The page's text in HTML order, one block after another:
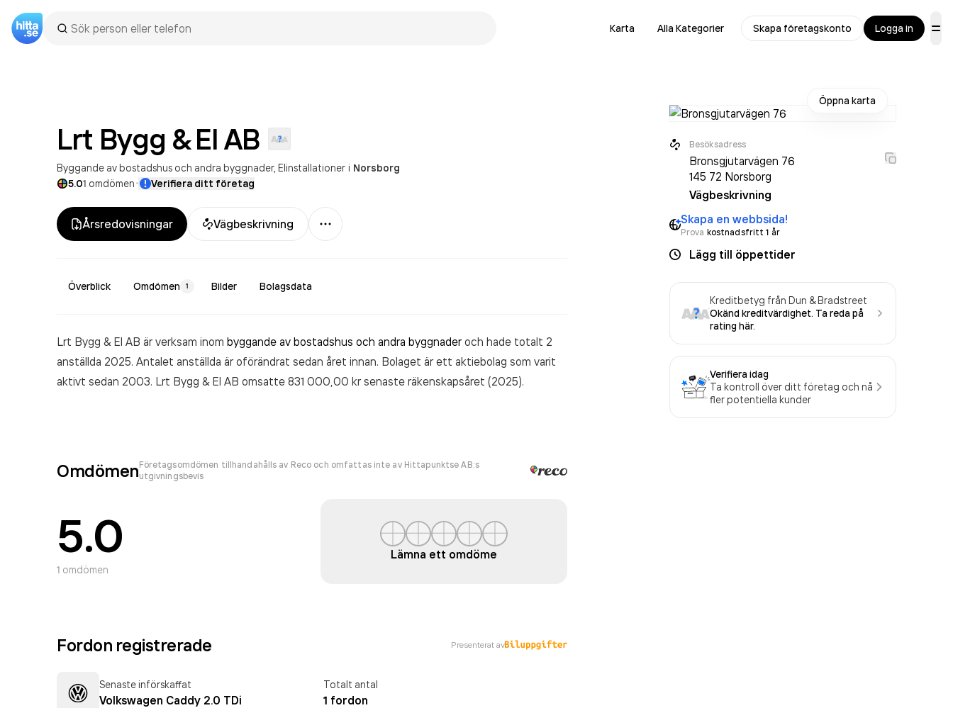
Karta Alla Kategorier Skapa företagskonto Logga in
Lrt Bygg & El AB
Byggande av bostadshus och andra byggnader Elinstallationer i Norsborg
5.01 omdömen· Verifiera ditt företag
Årsredovisningar Vägbeskrivning
Mer
Överblick Omdömen 1 Bilder Bolagsdata
Lrt Bygg & El AB är verksam inom byggande av bostadshus och andra byggnaderoch hade totalt 2
anställda 2025. Antalet anställda är oförändrat sedan året innan. Bolaget är ett aktiebolag som varit
aktivt sedan 2003. Lrt Bygg & El AB omsatte 831 000,00 krsenaste räkenskapsåret (2025).
OmdömenFöretagsomdömen tillhandahålls av Reco och omfattas inte av Hittapunktse AB:s
utgivningsbevis
5.0
1 omdömen
Lämna ett omdöme
Fordon registrerade Presenterat av
Senaste införskaffat
Volkswagen Caddy 2.0 TDi
Totalt antal
1 fordon
Öppna karta
Besöksadress
Bronsgjutarvägen 76
145 72 Norsborg
Vägbeskrivning
Skapa en webbsida!
Prova kostnadsfritt 1 år
Lägg till öppettider
Kreditbetyg från Dun & Bradstreet
Okänd kreditvärdighet. Ta reda på
rating här.
Verifiera idag
Ta kontroll över ditt företag och nå
fler potentiella kunder